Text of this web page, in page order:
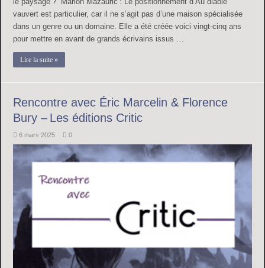
vauvert est particulier, car il ne s’agit pas d’une maison spécialisée
dans un genre ou un domaine. Elle a été créée voici vingt-cinq ans
pour mettre en avant de grands écrivains issus …
Lire la suite »
Rencontre avec Éric Marcelin & Florence
Bury – Les éditions Critic
6 mars 2025 0